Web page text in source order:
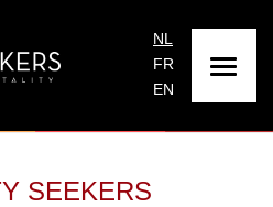
NL
FR
EN
SEEKERS